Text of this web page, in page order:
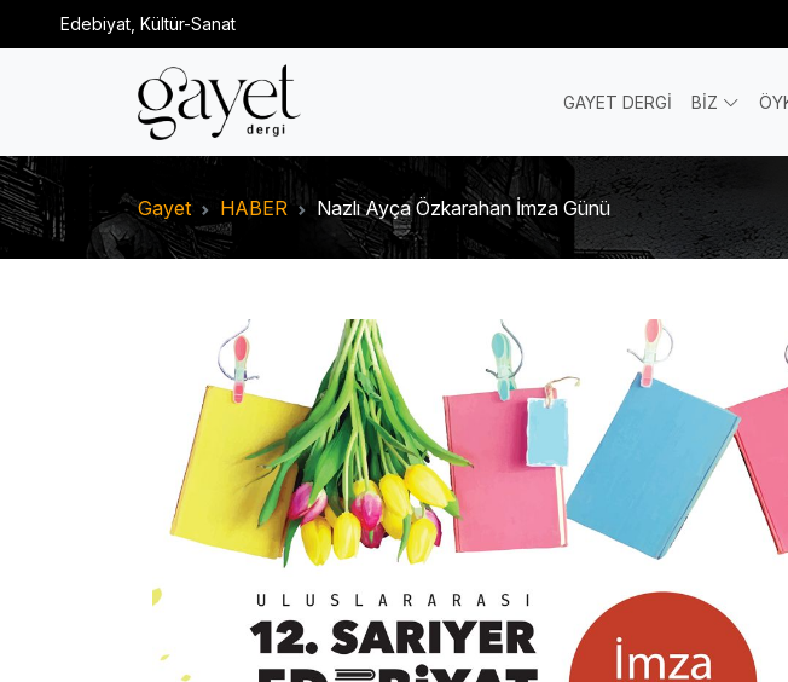
Edebiyat, Kültür-Sanat
GAYET DERGİ BİZ
Gayet HABER Nazlı Ayça Özkarahan İmza Günü